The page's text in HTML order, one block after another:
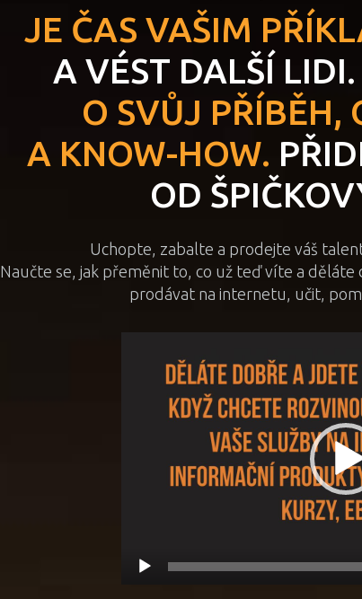
JE ČAS VAŠIM
A VÉST DALŠÍ LIDI.
O SVŮJ PŘÍBĚH,
A KNOW-HOW.
OD
Uchopte, zabalte a prodejte váš
Naučte se, jak přeměnit to, co už teď víte a
prodávat na internetu, učit,
přehrávač